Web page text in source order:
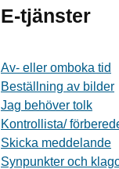
E-tjänster
Av- eller omboka tid
Beställning av bilder
Jag behöver tolk
Kontrollista/
Skicka meddelande
Synpunkter och